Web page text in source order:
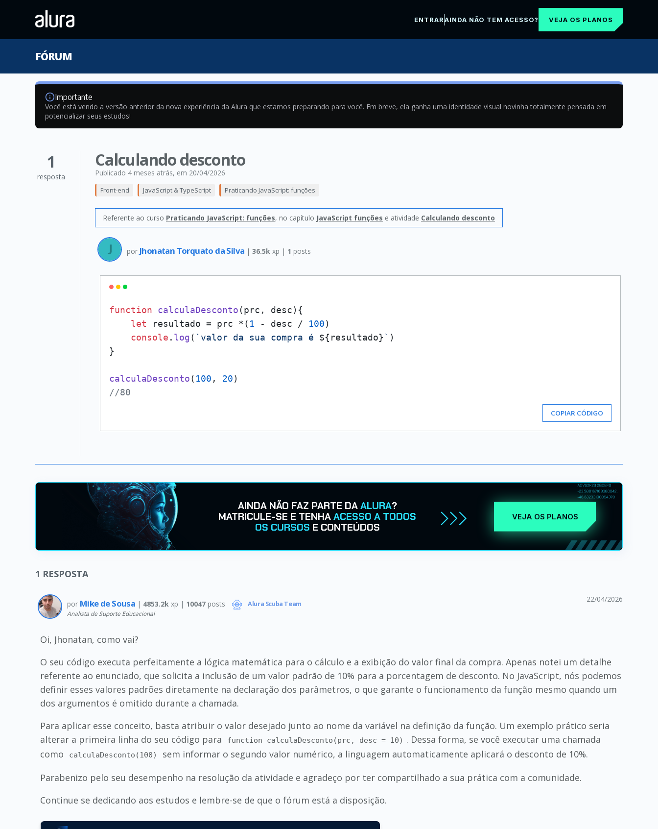
ENTRARAINDA NÃO TEM ACESSO? VEJA OS PLANOS
FÓRUM
Importante
Você está vendo a versão anterior da nova experiência da Alura que estamos preparando para você. Em breve, ela ganha uma identidade visual novinha totalmente pensada em
potencializar seus estudos!
1
resposta
Calculando desconto
Publicado 4 meses atrás, em 20/04/2026
Front-end JavaScript & TypeScript Praticando JavaScript: funções
Referente ao curso Praticando JavaScript: funções, no capítulo JavaScript funções e atividade Calculando desconto
por Jhonatan Torquato da Silva | 36.5k xp | 1 posts
function calculaDesconto(prc, desc){
let resultado = prc *( 1 - desc / 100)
console . log( `valor da sua compra é ${resultado}` )
}
calculaDesconto( 100 , 20
//80
COPIAR CÓDIGO
AINDA NÃO FAZ PARTE DAALURA?
MATRICULE-SE E TENHAACESSO A TODOS
OS CURSOS E CONTEÚDOS
VEJA OS PLANOS
1 RESPOSTA
por Mike de Sousa | 4853.2k xp | 10047posts Alura Scuba Team
Analista de Suporte Educacional
22/04/2026
Oi, Jhonatan, como vai?
O seu código executa perfeitamente a lógica matemática para o cálculo e a exibição do valor final da compra. Apenas notei um detalhe
referente ao enunciado, que solicita a inclusão de um valor padrão de 10% para a porcentagem de desconto. No JavaScript, nós podemos
definir esses valores padrões diretamente na declaração dos parâmetros, o que garante o funcionamento da função mesmo quando um
dos argumentos é omitido durante a chamada.
Para aplicar esse conceito, basta atribuir o valor desejado junto ao nome da variável na definição da função. Um exemplo prático seria
alterar a primeira linha do seu código para
function calculaDesconto(prc, desc = 10) . Dessa forma, se você executar uma chamada
como
calculaDesconto(100)
sem informar o segundo valor numérico, a linguagem automaticamente aplicará o desconto de 10%.
Parabenizo pelo seu desempenho na resolução da atividade e agradeço por ter compartilhado a sua prática com a comunidade.
Continue se dedicando aos estudos e lembre-se de que o fórum está a disposição.